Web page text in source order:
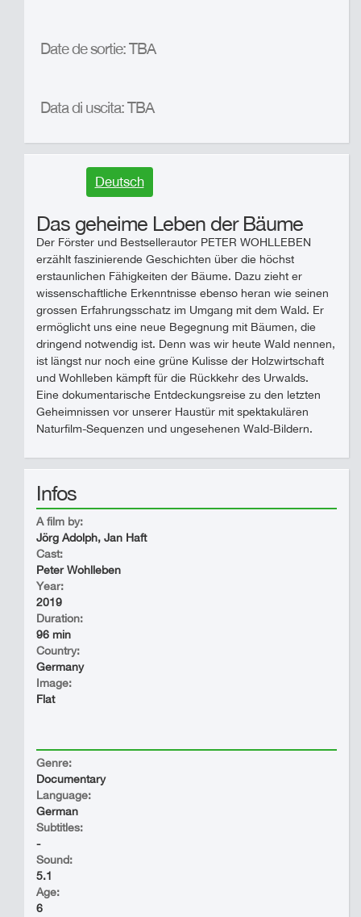
Date de sortie: TBA
Data di uscita: TBA
Deutsch
Das geheime Leben der Bäume
Der Förster und Bestsellerautor PETER WOHLLEBEN
erzählt faszinierende Geschichten über die höchst
erstaunlichen Fähigkeiten der Bäume. Dazu zieht er
wissenschaftliche Erkenntnisse ebenso heran wie seinen
grossen Erfahrungsschatz im Umgang mit dem Wald. Er
ermöglicht uns eine neue Begegnung mit Bäumen, die
dringend notwendig ist. Denn was wir heute Wald nennen,
ist längst nur noch eine grüne Kulisse der Holzwirtschaft
und Wohlleben kämpft für die Rückkehr des Urwalds.
Eine dokumentarische Entdeckungsreise zu den letzten
Geheimnissen vor unserer Haustür mit spektakulären
Naturfilm-Sequenzen und ungesehenen Wald-Bildern.
Infos
A film by:
Jörg Adolph, Jan Haft
Cast:
Peter Wohlleben
Year:
2019
Duration:
96 min
Country:
Germany
Image:
Flat
Genre:
Documentary
Language:
German
Subtitles:
-
Sound:
5.1
Age:
6